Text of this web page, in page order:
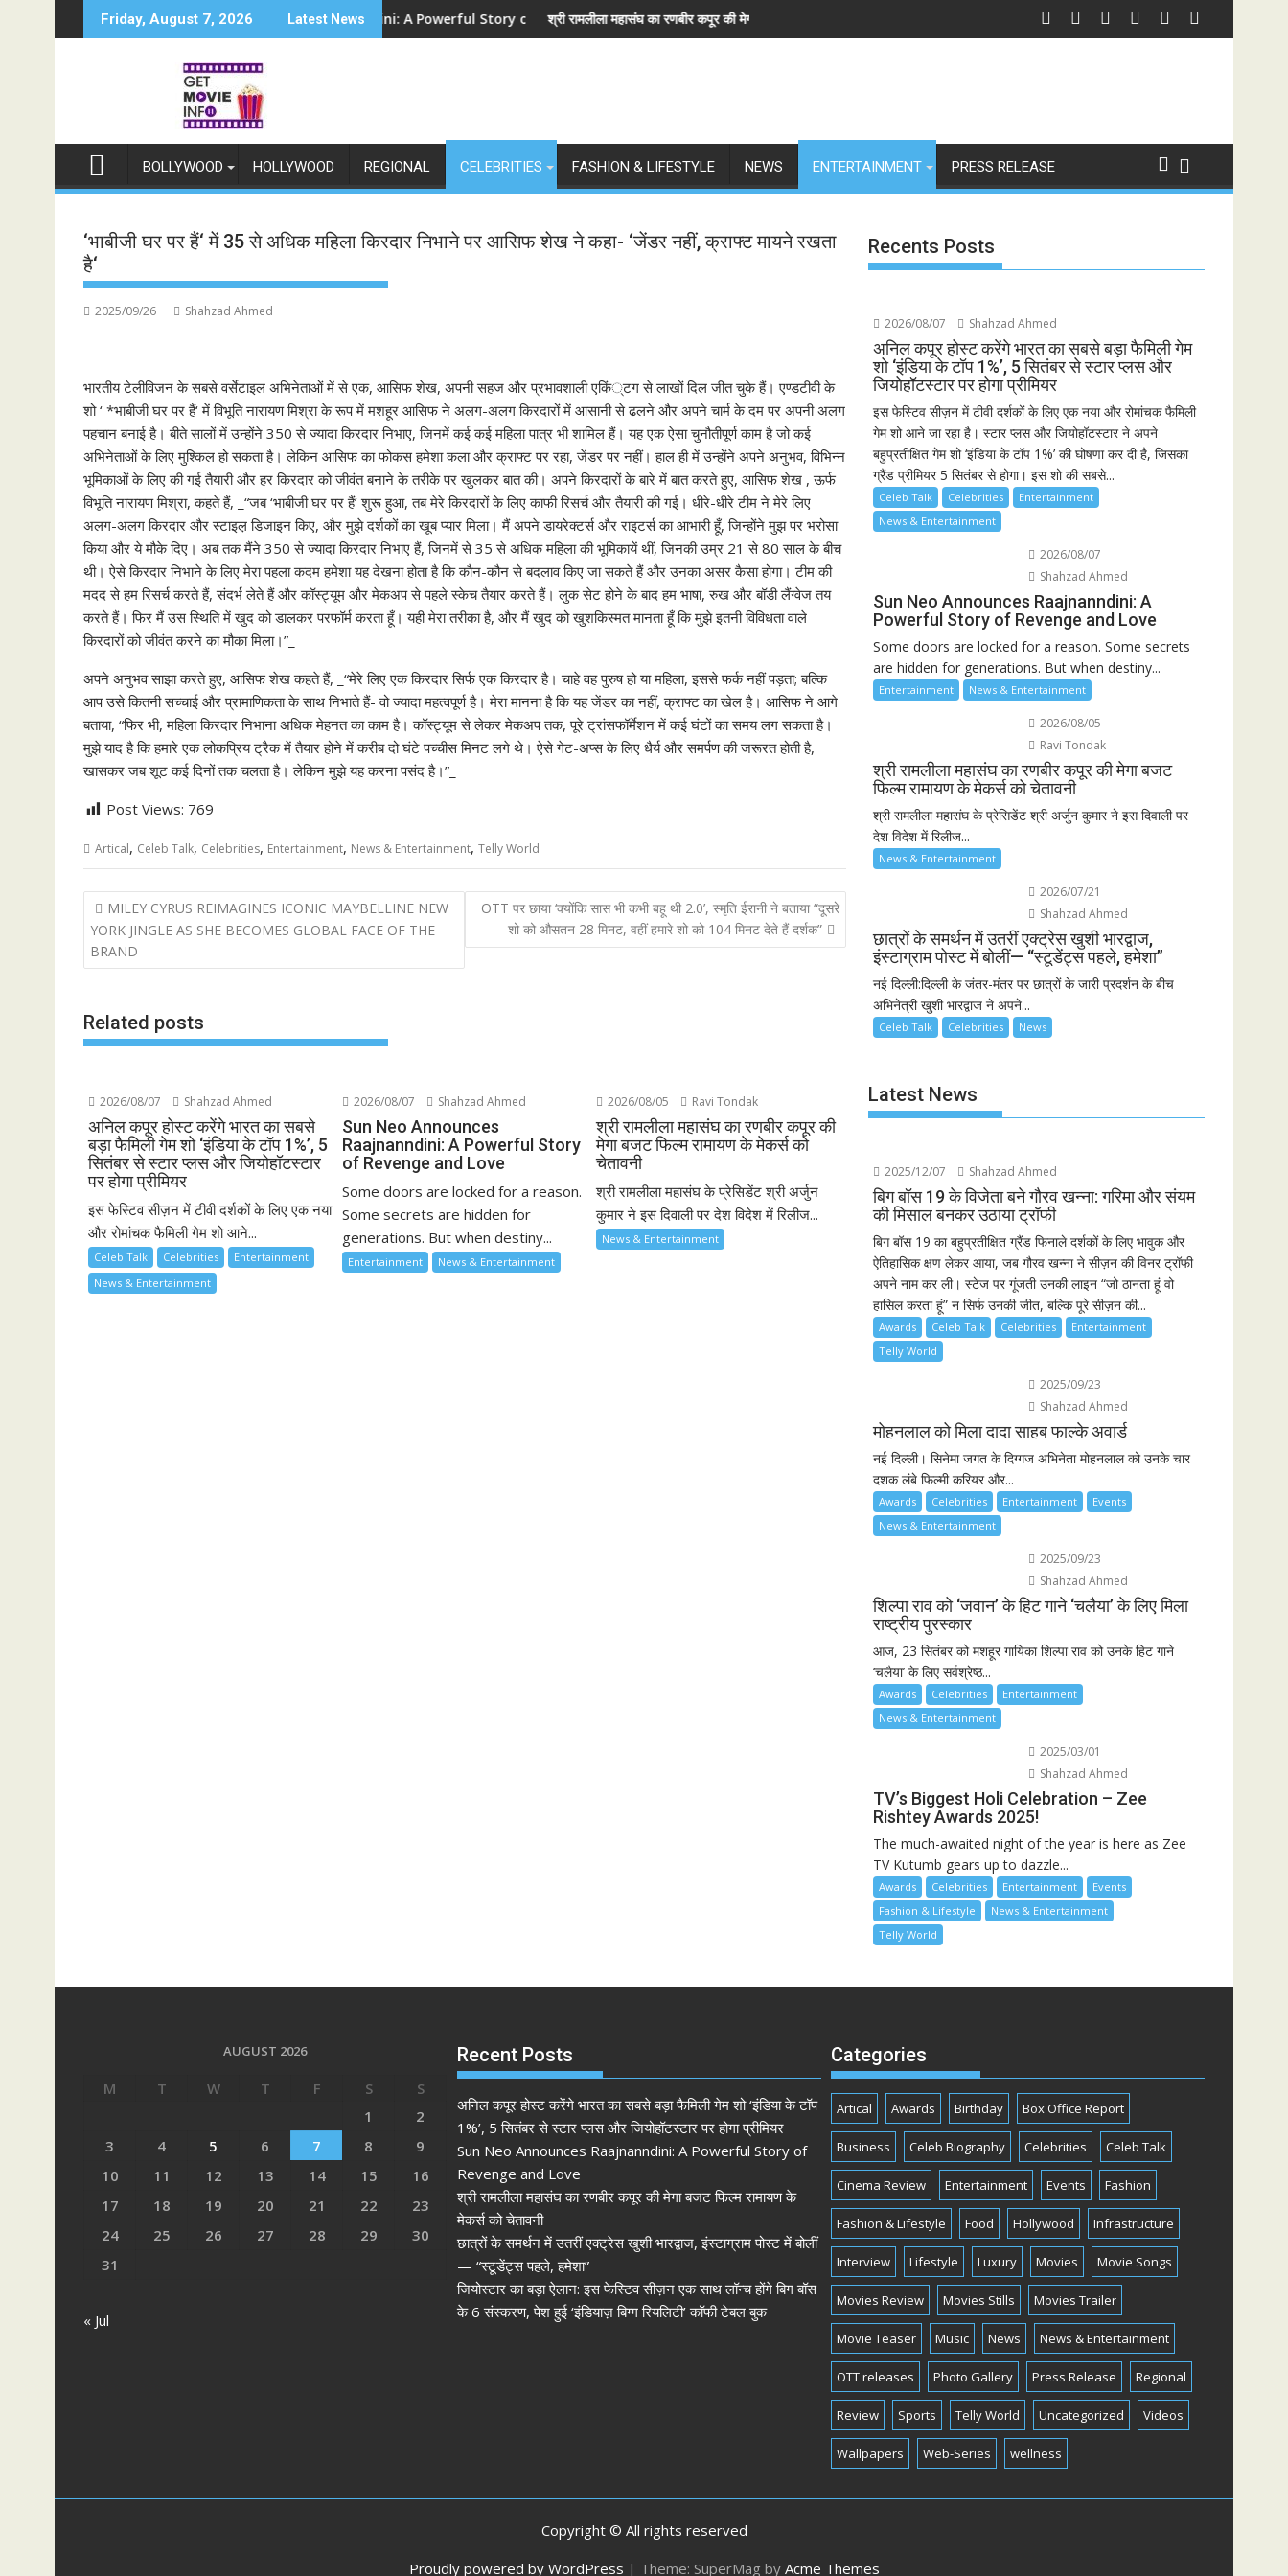
to
Friday, August 7, 2026 Latest News
के टॉप 1%', 5 सितंबर से स्टार प्लस और जियोहॉटस्टार पर होगा प्रीमियर
Sun Neo Announces Raajnanndini: A Powerful Story of Revenge and Loveश्री रामलीला महासंघ का रणबीर कपूर की मेगा बजट फिल्म रामायण के मेकर्स को चेतावनीछात्रों के समर्थन में उतरीं एक्ट्रेस खुशी भारद्वाज, इंस्टाग्राम पोस्ट में बोलीं— "स्टूडेंट्स
BOLLYWOOD HOLLYWOOD REGIONAL CELEBRITIES FASHION & LIFESTYLE NEWS ENTERTAINMENT PRESS RELEASE
‘भाबीजी घर पर हैं‘ में 35 से अधिक महिला किरदार निभाने पर आसिफ शेख ने कहा- ‘जेंडर नहीं, क्राफ्ट मायने रखता
है‘
2025/09/26 Shahzad Ahmed
भारतीय टेलीविजन के सबसे वर्सेटाइल अभिनेताओं में से एक, आसिफ शेख, अपनी सहज और प्रभावशाली एकिं्टग से लाखों दिल जीत चुके हैं। एण्डटीवी के
शो ‘ *भाबीजी घर पर हैं‘ में विभूति नारायण मिश्रा के रूप में मशहूर आसिफ ने अलग-अलग किरदारों में आसानी से ढलने और अपने चार्म के दम पर अपनी अलग
पहचान बनाई है। बीते सालों में उन्होंने 350 से ज्यादा किरदार निभाए, जिनमें कई कई महिला पात्र भी शामिल हैं। यह एक ऐसा चुनौतीपूर्ण काम है जो कई
अभिनेताओं के लिए मुश्किल हो सकता है। लेकिन आसिफ का फोकस हमेशा कला और क्राफ्ट पर रहा, जेंडर पर नहीं। हाल ही में उन्होंने अपने अनुभव, विभिन्न
भूमिकाओं के लिए की गई तैयारी और हर किरदार को जीवंत बनाने के तरीके पर खुलकर बात की। अपने किरदारों के बारे में बात करते हुए, आसिफ शेख , ऊर्फ
विभूति नारायण मिश्रा, कहते हैं, _“जब ‘भाबीजी घर पर हैं’ शुरू हुआ, तब मेरे किरदारों के लिए काफी रिसर्च और तैयारी की गई। धीरे-धीरे टीम ने मेरे लिए
अलग-अलग किरदार और स्टाइल़ डिजाइन किए, और मुझे दर्शकों का खूब प्यार मिला। मैं अपने डायरेक्टर्स और राइटर्स का आभारी हूँ, जिन्होंने मुझ पर भरोसा
किया और ये मौके दिए। अब तक मैंने 350 से ज्यादा किरदार निभाए हैं, जिनमें से 35 से अधिक महिला की भूमिकायें थीं, जिनकी उम्र 21 से 80 साल के बीच
थी। ऐसे किरदार निभाने के लिए मेरा पहला कदम हमेशा यह देखना होता है कि कौन-कौन से बदलाव किए जा सकते हैं और उनका असर कैसा होगा। टीम की
मदद से हम रिसर्च करते हैं, संदर्भ लेते हैं और कॉस्ट्यूम और मेकअप से पहले स्केच तैयार करते हैं। लुक सेट होने के बाद हम भाषा, रुख और बॉडी लैंग्वेज तय
करते हैं। फिर मैं उस स्थिति में खुद को डालकर परफॉर्म करता हूँ। यही मेरा तरीका है, और मैं खुद को खुशकिस्मत मानता हूँ कि मुझे इतनी विविधता वाले
किरदारों को जीवंत करने का मौका मिला।”_
अपने अनुभव साझा करते हुए, आसिफ शेख कहते हैं, _“मेरे लिए एक किरदार सिर्फ एक किरदार है। चाहे वह पुरुष हो या महिला, इससे फर्क नहीं पड़ता; बल्कि
आप उसे कितनी सच्चाई और प्रामाणिकता के साथ निभाते हैं- वो ज्यादा महत्वपूर्ण है। मेरा मानना है कि यह जेंडर का नहीं, क्राफ्ट का खेल है। आसिफ ने आगे
बताया, “फिर भी, महिला किरदार निभाना अधिक मेहनत का काम है। कॉस्ट्यूम से लेकर मेकअप तक, पूरे ट्रांसफॉर्मेशन में कई घंटों का समय लग सकता है।
मुझे याद है कि हमारे एक लोकप्रिय ट्रैक में तैयार होने में करीब दो घंटे पच्चीस मिनट लगे थे। ऐसे गेट-अप्स के लिए धैर्य और समर्पण की जरूरत होती है,
खासकर जब शूट कई दिनों तक चलता है। लेकिन मुझे यह करना पसंद है।”_
Post Views: 769
Artical, Celeb Talk, Celebrities, Entertainment, News & Entertainment, Telly World
Post
navigation
MILEY CYRUS REIMAGINES ICONIC MAYBELLINE NEW
YORK JINGLE AS SHE BECOMES GLOBAL FACE OF THE
BRAND
OTT पर छाया ‘क्योंकि सास भी कभी बहू थी 2.0’, स्मृति ईरानी ने बताया “दूसरे
शो को औसतन 28 मिनट, वहीं हमारे शो को 104 मिनट देते हैं दर्शक”
Related posts
2026/08/07 Shahzad Ahmed
अनिल कपूर होस्ट करेंगे भारत का सबसे
बड़ा फैमिली गेम शो ‘इंडिया के टॉप 1%’, 5
सितंबर से स्टार प्लस और जियोहॉटस्टार
पर होगा प्रीमियर
इस फेस्टिव सीज़न में टीवी दर्शकों के लिए एक नया
और रोमांचक फैमिली गेम शो आने...
Celeb Talk Celebrities
Entertainment
News & Entertainment
2026/08/07 Shahzad Ahmed
Sun Neo Announces
Raajnanndini: A Powerful Story
of Revenge and Love
Some doors are locked for a reason.
Some secrets are hidden for
generations. But when destiny...
Entertainment News & Entertainment
2026/08/05 Ravi Tondak
श्री रामलीला महासंघ का रणबीर कपूर की
मेगा बजट फिल्म रामायण के मेकर्स को
चेतावनी
श्री रामलीला महासंघ के प्रेसिडेंट श्री अर्जुन
कुमार ने इस दिवाली पर देश विदेश में रिलीज...
News & Entertainment
Recents Posts
2026/08/07 Shahzad Ahmed
अनिल कपूर होस्ट करेंगे भारत का सबसे बड़ा फैमिली गेम
शो ‘इंडिया के टॉप 1%’, 5 सितंबर से स्टार प्लस और
जियोहॉटस्टार पर होगा प्रीमियर
इस फेस्टिव सीज़न में टीवी दर्शकों के लिए एक नया और रोमांचक फैमिली
गेम शो आने जा रहा है। स्टार प्लस और जियोहॉटस्टार ने अपने
बहुप्रतीक्षित गेम शो ‘इंडिया के टॉप 1%’ की घोषणा कर दी है, जिसका
ग्रैंड प्रीमियर 5 सितंबर से होगा। इस शो की सबसे...
Celeb Talk Celebrities
Entertainment
News & Entertainment
2026/08/07
Shahzad Ahmed
Sun Neo Announces Raajnanndini: A
Powerful Story of Revenge and Love
Some doors are locked for a reason. Some secrets
are hidden for generations. But when destiny...
Entertainment News & Entertainment
2026/08/05
Ravi Tondak
श्री रामलीला महासंघ का रणबीर कपूर की मेगा बजट
फिल्म रामायण के मेकर्स को चेतावनी
श्री रामलीला महासंघ के प्रेसिडेंट श्री अर्जुन कुमार ने इस दिवाली पर
देश विदेश में रिलीज...
News & Entertainment
2026/07/21
Shahzad Ahmed
छात्रों के समर्थन में उतरीं एक्ट्रेस खुशी भारद्वाज,
इंस्टाग्राम पोस्ट में बोलीं— “स्टूडेंट्स पहले, हमेशा”
नई दिल्ली:दिल्ली के जंतर-मंतर पर छात्रों के जारी प्रदर्शन के बीच
अभिनेत्री खुशी भारद्वाज ने अपने...
Celeb Talk Celebrities News
Latest News
2025/12/07 Shahzad Ahmed
बिग बॉस 19 के विजेता बने गौरव खन्ना: गरिमा और संयम
की मिसाल बनकर उठाया ट्रॉफी
बिग बॉस 19 का बहुप्रतीक्षित ग्रैंड फिनाले दर्शकों के लिए भावुक और
ऐतिहासिक क्षण लेकर आया, जब गौरव खन्ना ने सीज़न की विनर ट्रॉफी
अपने नाम कर ली। स्टेज पर गूंजती उनकी लाइन “जो ठानता हूं वो
हासिल करता हूं” न सिर्फ उनकी जीत, बल्कि पूरे सीज़न की...
Awards Celeb Talk Celebrities
Entertainment
Telly World
2025/09/23
Shahzad Ahmed
मोहनलाल को मिला दादा साहब फाल्के अवार्ड
नई दिल्ली। सिनेमा जगत के दिग्गज अभिनेता मोहनलाल को उनके चार
दशक लंबे फिल्मी करियर और...
Awards Celebrities Entertainment
Events
News & Entertainment
2025/09/23
Shahzad Ahmed
शिल्पा राव को ‘जवान’ के हिट गाने ‘चलैया’ के लिए मिला
राष्ट्रीय पुरस्कार
आज, 23 सितंबर को मशहूर गायिका शिल्पा राव को उनके हिट गाने
‘चलैया’ के लिए सर्वश्रेष्ठ...
Awards Celebrities
Entertainment
News & Entertainment
2025/03/01
Shahzad Ahmed
TV’s Biggest Holi Celebration – Zee
Rishtey Awards 2025!
The much-awaited night of the year is here as Zee
TV Kutumb gears up to dazzle...
Awards Celebrities Entertainment
Events
Fashion & Lifestyle
News & Entertainment
Telly World
AUGUST 2026
M T W T F S
S
1
2
3
4 5 6 7 8
9
10
11 12 13 14 15
16
17
18 19 20 21 22
23
24
25 26 27 28 29
30
31
« Jul
Recent Posts
अनिल कपूर होस्ट करेंगे भारत का सबसे बड़ा फैमिली गेम शो ‘इंडिया के टॉप
1%’, 5 सितंबर से स्टार प्लस और जियोहॉटस्टार पर होगा प्रीमियर
Sun Neo Announces Raajnanndini: A Powerful Story of
Revenge and Love
श्री रामलीला महासंघ का रणबीर कपूर की मेगा बजट फिल्म रामायण के
मेकर्स को चेतावनी
छात्रों के समर्थन में उतरीं एक्ट्रेस खुशी भारद्वाज, इंस्टाग्राम पोस्ट में बोलीं
— “स्टूडेंट्स पहले, हमेशा”
जियोस्टार का बड़ा ऐलान: इस फेस्टिव सीज़न एक साथ लॉन्च होंगे बिग बॉस
के 6 संस्करण, पेश हुई ‘इंडियाज़ बिग्ग रियलिटी’ कॉफी टेबल बुक
Categories
Artical Awards Birthday Box Office Report
Business Celeb Biography Celebrities Celeb Talk
Cinema Review Entertainment Events Fashion
Fashion & Lifestyle Food Hollywood Infrastructure
Interview Lifestyle Luxury Movies Movie Songs
Movies Review Movies Stills Movies Trailer
Movie Teaser Music News News & Entertainment
OTT releases Photo Gallery Press Release Regional
Review Sports Telly World Uncategorized Videos
Wallpapers Web-Series wellness
Copyright © All rights reserved
Proudly powered by WordPress | Theme: SuperMag by Acme Themes